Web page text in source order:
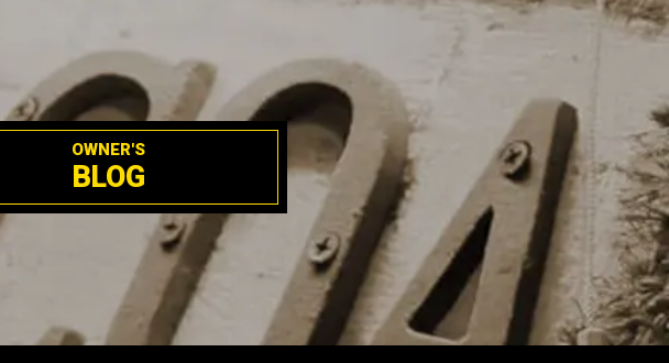
OWNER'S
BLOG